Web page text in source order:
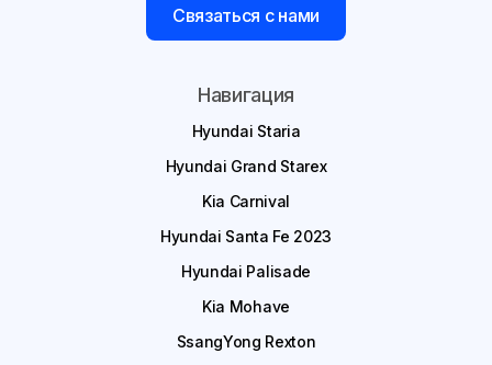
Связаться с нами
Навигация
Hyundai Staria
Hyundai Grand Starex
Kia Carnival
Hyundai Santa Fe 2023
Hyundai Palisade
Kia Mohave
SsangYong Rexton